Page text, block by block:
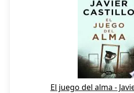
El juego del alma -